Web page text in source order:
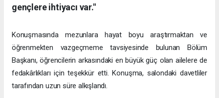
gençlere ihtiyacı var."
Konuşmasında mezunlara hayat boyu araştırmaktan ve
öğrenmekten vazgeçmeme tavsiyesinde bulunan Bölüm
Başkanı, öğrencilerin arkasındaki en büyük güç olan ailelere de
fedakârlıkları için teşekkür etti. Konuşma, salondaki davetliler
tarafından uzun süre alkışlandı.